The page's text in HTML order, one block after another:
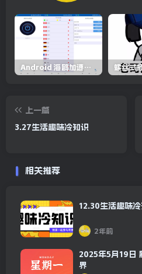
全国降水量预报-24
Android 海鸥加速器v6.6.3(解锁会员)
上一篇
3.27生活趣味冷知识
相关推荐
12.30生活趣味
2年前
2025年5月19日
界